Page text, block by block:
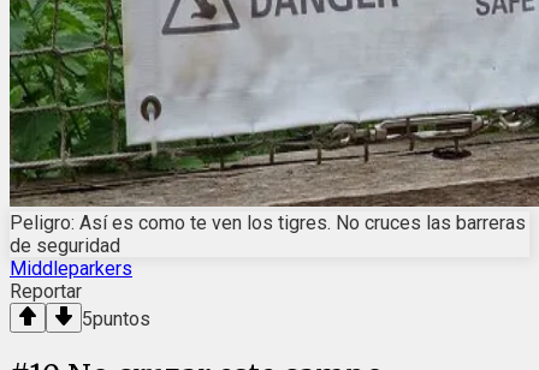
Peligro: Así es como te ven los tigres. No cruces las barreras
de seguridad
Middleparkers
Reportar
5puntos